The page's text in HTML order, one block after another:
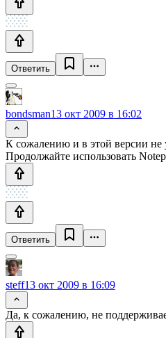
Ответить
bondsman13 окт 2009 в 16:02
К сожалению и в этой версии не
Продолжайте использовать
Ответить
steff13 окт 2009 в 16:09
Да, к сожалению, не